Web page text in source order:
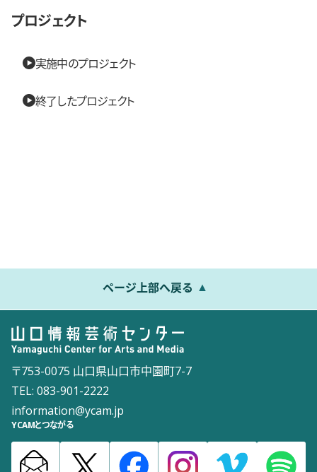
プロジェクト
実施中のプロジェクト
終了したプロジェクト
ページ上部へ戻る
〒753-0075 山口県山口市中園町7-7
TEL: 083-901-2222
information@ycam.jp
YCAMとつながる